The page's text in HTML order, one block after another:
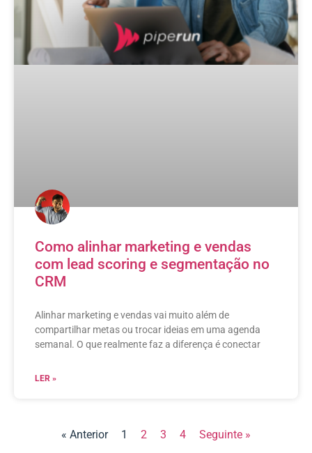
Como alinhar marketing e vendas
com lead scoring e segmentação no
CRM
Alinhar marketing e vendas vai muito além de
compartilhar metas ou trocar ideias em uma agenda
semanal. O que realmente faz a diferença é conectar
LER »
« Anterior 1 2 3 4 Seguinte »